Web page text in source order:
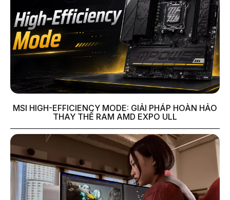
MSI HIGH-EFFICIENCY MODE: GIẢI PHÁP HOÀN HẢO
THAY THẾ RAM AMD EXPO ULL